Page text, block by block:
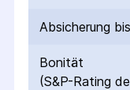
Absicherung bis
Bonität
(S&P-Rating